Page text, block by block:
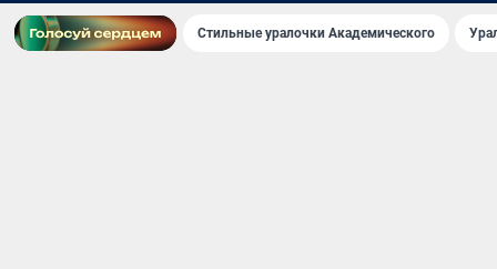
Стильные уралочки Академического